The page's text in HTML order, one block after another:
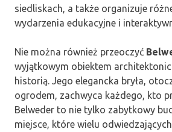
siedliskach, a także organizuje
wydarzenia edukacyjne i
Nie można również przeoczyć
wyjątkowym obiektem
historią. Jego elegancka bryła,
ogrodem, zachwyca każdego, kto
Belweder to nie tylko zabytkowy
miejsce, które wielu